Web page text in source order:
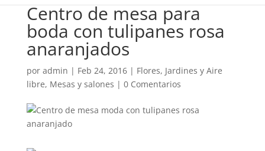
Centro de mesa para
boda con tulipanes rosa
anaranjados
por admin | Feb 24, 2016| Flores, Jardines y Aire
libre, Mesas y salones | 0 Comentarios